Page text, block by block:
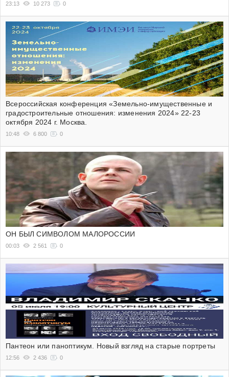
23:13 10 273 0
Всероссийская конференция «Земельно-имущественные и
градостроительные отношения: изменения 2024» 22-23
октября 2024 г. Москва.
10:48 6 800 0
ОН БЫЛ СИМВОЛОМ МАЛОРОССИИ
00:03 2 561 0
Пантеон или паноптикум. Новый взгляд на старые портреты
12:56 2 436 0